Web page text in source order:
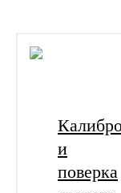
и
поверка